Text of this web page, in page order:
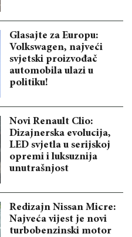
Glasajte za Europu:
Volkswagen, najveći
svjetski proizvođač
automobila ulazi u
politiku!
Novi Renault Clio:
Dizajnerska evolucija,
LED svjetla u serijskoj
opremi i luksuznija
unutrašnjost
Redizajn Nissan Micre:
Najveća vijest je novi
turbobenzinski motor